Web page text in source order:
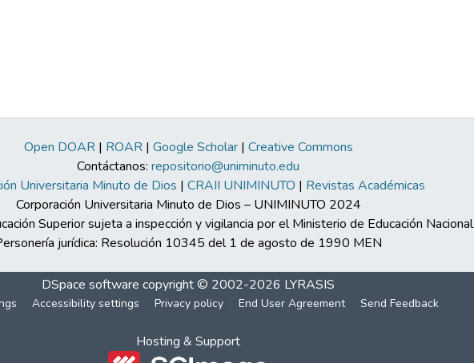
Open DOAR| ROAR| Google Scholar| Creative Commons
Contáctanos: repositorio@uniminuto.edu
Universitaria Minuto de Dios | CRAII UNIMINUTO | Revistas Académicas
Corporación Universitaria Minuto de Dios – UNIMINUTO 2024
Superior sujeta a inspección y vigilancia por el Ministerio de Educación Nacional
jurídica: Resolución 10345 del 1 de agosto de 1990 MEN
DSpace software copyright © 2002-2026 LYRASIS
Accessibility settings Privacy policy End User Agreement Send Feedback
Hosting & Support